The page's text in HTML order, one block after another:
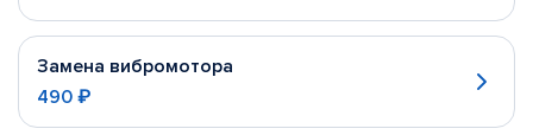
Замена вибромотора
490 ₽